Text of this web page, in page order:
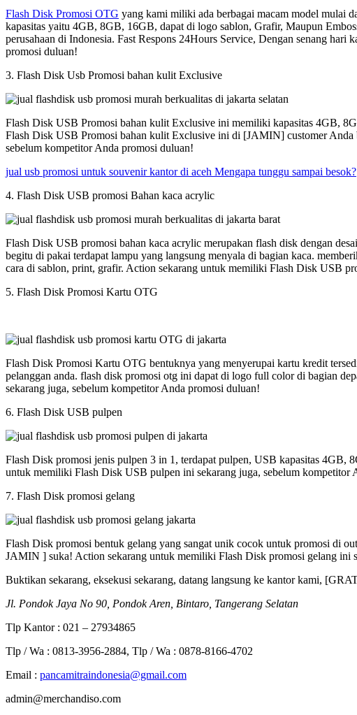
Flash Disk Promosi OTG yang kami miliki ada berbagai macam model mulai
kapasitas yaitu 4GB, 8GB, 16GB, dapat di logo sablon, Grafir, Maupun
perusahaan di Indonesia. Fast Respons 24Hours Service, Dengan senang
promosi duluan!
3. Flash Disk Usb Promosi bahan kulit Exclusive
Flash Disk USB Promosi bahan kulit Exclusive ini memiliki kapasitas 4GB,
Flash Disk USB Promosi bahan kulit Exclusive ini di [JAMIN] customer
sebelum kompetitor Anda promosi duluan!
jual usb promosi untuk souvenir kantor di aceh Mengapa tunggu sampai besok?
4. Flash Disk USB promosi Bahan kaca acrylic
Flash Disk USB promosi bahan kaca acrylic merupakan flash disk dengan
begitu di pakai terdapat lampu yang langsung menyala di bagian kaca.
cara di sablon, print, grafir. Action sekarang untuk memiliki Flash Disk USB
5. Flash Disk Promosi Kartu OTG
Flash Disk Promosi Kartu OTG bentuknya yang menyerupai kartu kredit
pelanggan anda. flash disk promosi otg ini dapat di logo full color di bagian
sekarang juga, sebelum kompetitor Anda promosi duluan!
6. Flash Disk USB pulpen
Flash Disk promosi jenis pulpen 3 in 1, terdapat pulpen, USB kapasitas 4GB,
untuk memiliki Flash Disk USB pulpen ini sekarang juga, sebelum kompetitor
7. Flash Disk promosi gelang
Flash Disk promosi bentuk gelang yang sangat unik cocok untuk promosi di
JAMIN ] suka! Action sekarang untuk memiliki Flash Disk promosi gelang ini
Buktikan sekarang, eksekusi sekarang, datang langsung ke kantor kami,
Jl. Pondok Jaya No 90, Pondok Aren, Bintaro, Tangerang Selatan
Tlp Kantor : 021 – 27934865
Tlp / Wa : 0813-3956-2884, Tlp / Wa : 0878-8166-4702
Email : pancamitraindonesia@gmail.com
admin@merchandiso.com